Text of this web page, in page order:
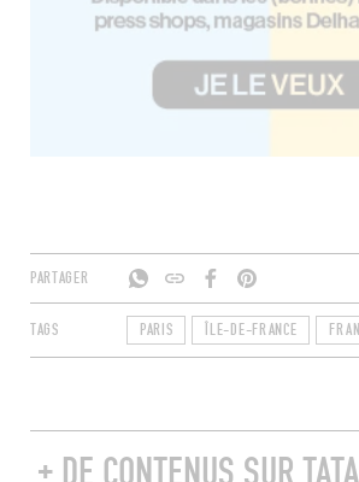
PARTAGER
TAGS PARIS ÎLE-DE-FRANCE
+ DE CONTENUS SUR